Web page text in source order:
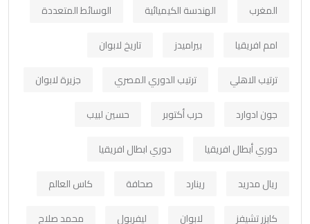
المغرب
الهندسة الكيميائية
الوسائط المتعددة
امم افريقيا
بيراميدز
تاريخ لابوان
ترتيب الاهلي
ترتيب الدوري المصري
جزيرة لابوان
جون ادوارد
حرب أكتوبر
حسين لبيب
دوري أبطال افريقيا
دوري ابطال افريقيا
ريال مدريد
رينارد صحافة
كاس العالم
كايزر تشيفز
لابوان ليفربول
محمد صلاح